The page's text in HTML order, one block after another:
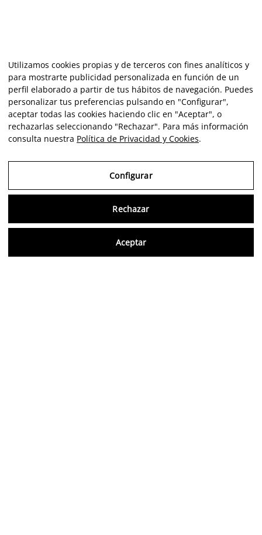
Utilizamos cookies propias y de terceros con fines analíticos y
para mostrarte publicidad personalizada en función de un
perfil elaborado a partir de tus hábitos de navegación. Puedes
personalizar tus preferencias pulsando en "Configurar",
aceptar todas las cookies haciendo clic en "Aceptar", o
rechazarlas seleccionando "Rechazar". Para más información
consulta nuestra Política de Privacidad y Cookies.
Configurar
Rechazar
Aceptar